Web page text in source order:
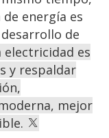
energía es
de
electricidad es
y respaldar
mejor